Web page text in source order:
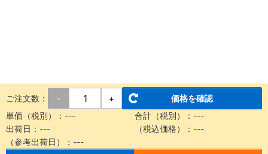
ご注文数： - +
価格を確認
単価（税別）： --- 合計（税別）： ---
出荷日： --- （税込価格）： ---
（参考出荷日）： ---